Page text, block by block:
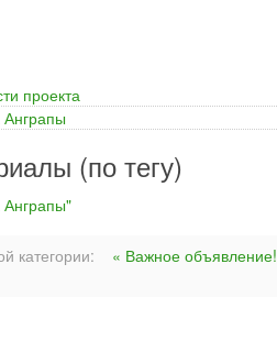
проекта
(по тегу)
категории: « Важное объявление!